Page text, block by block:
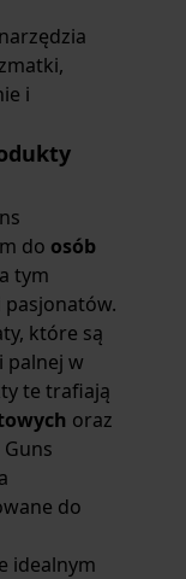
i
do osób
tym
które są
palnej w
te trafiają
oraz
Guns
do
idealnym